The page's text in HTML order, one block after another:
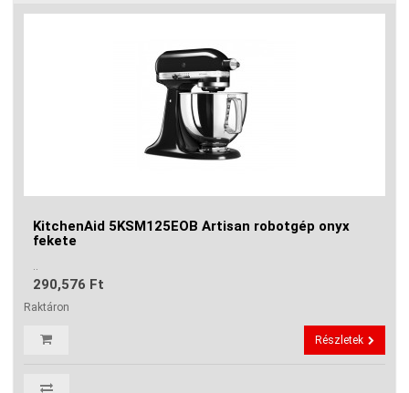
KitchenAid 5KSM125EOB Artisan robotgép onyx
fekete
..
290,576 Ft
Raktáron
Részletek